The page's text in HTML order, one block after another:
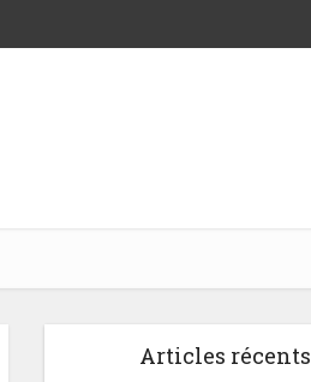
Articles récents